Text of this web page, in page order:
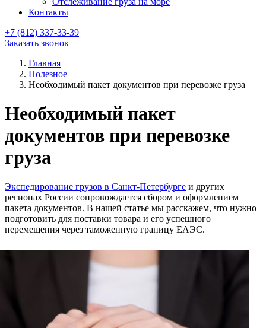
Контакты
+7 (812) 337-33-39
Заказать звонок
Главная
Полезное
Необходимый пакет документов при перевозке груза
Необходимый пакет
документов при перевозке
груза
Экспедирование грузов в Санкт-Петербурге и других
регионах России сопровождается сбором и оформлением
пакета документов. В нашей статье мы расскажем, что нужно
подготовить для поставки товара и его успешного
перемещения через таможенную границу ЕАЭС.